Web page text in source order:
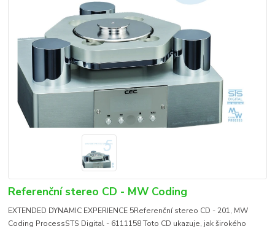
Referenční stereo CD - MW Coding
EXTENDED DYNAMIC EXPERIENCE 5Referenční stereo CD - 201, MW
Coding ProcessSTS Digital - 6111158 Toto CD ukazuje, jak širokého